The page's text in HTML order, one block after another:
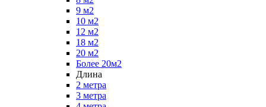
9 м2
10 м2
12 м2
18 м2
20 м2
Более 20м2
Длина
2 метра
3 метра